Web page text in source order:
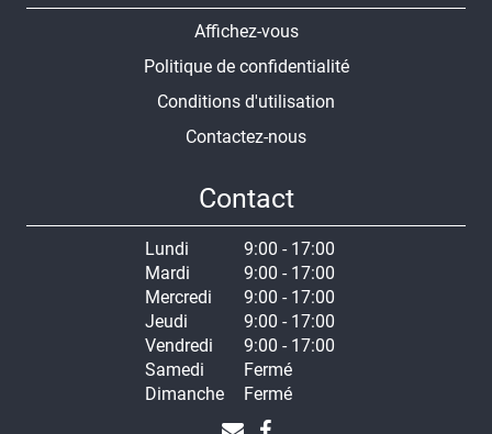
Affichez-vous
Politique de confidentialité
Conditions d'utilisation
Contactez-nous
Contact
Lundi
9:00 - 17:00
Mardi
9:00 - 17:00
Mercredi
9:00 - 17:00
Jeudi
9:00 - 17:00
Vendredi
9:00 - 17:00
Samedi
Fermé
Dimanche
Fermé